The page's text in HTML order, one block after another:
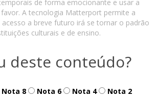
de forma emocionante e usar a
A tecnologia Matterport permite a
a breve futuro irá se tornar o padrão
culturais e de ensino.
deste conteúdo?
8 Nota 6 Nota 4 Nota 2